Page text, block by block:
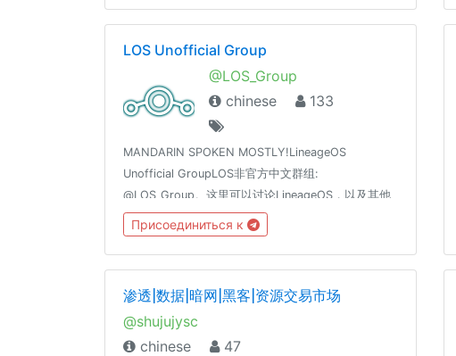
@justice996Nas交流群： @Nas699谷歌云|微软云|
沉淀： @theguideoftelegram
LOS Unofficial Group
@LOS_Group
chinese
133
MANDARIN SPOKEN MOSTLY!LineageOS
Unofficial GroupLOS非官方中文群组:
@LOS_Group。这里可以讨论LineageOS，以及其他
类原生ROM。 当然，这里也可以讨论或鼓吹国内深度
定制的 安卓 ROM虽然（安卓 ≠ Android）禁止任何
政治，色情，情色话题！不要试图打擦边球！切记！
Присоединиться к
渗透|数据|暗网|黑客|资源交易市场
@shujujysc
chinese
47